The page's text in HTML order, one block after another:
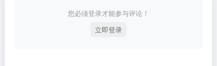
您必须登录才能参与评论！
立即登录